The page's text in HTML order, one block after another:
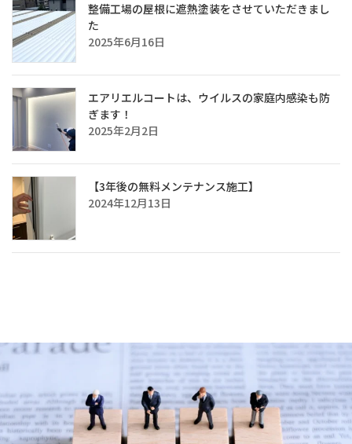
整備工場の屋根に遮熱塗装をさせていただきまし
た
2025年6月16日
エアリエルコートは、ウイルスの家庭内感染も防
ぎます！
2025年2月2日
【3年後の無料メンテナンス施工】
2024年12月13日